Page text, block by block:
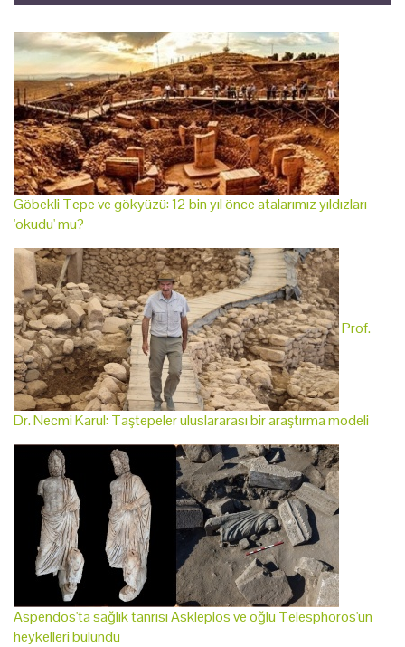
Göbekli Tepe ve gökyüzü: 12 bin yıl önce atalarımız yıldızları
'okudu' mu?
Prof.
Dr. Necmi Karul: Taştepeler uluslararası bir araştırma modeli
Aspendos'ta sağlık tanrısı Asklepios ve oğlu Telesphoros'un
heykelleri bulundu